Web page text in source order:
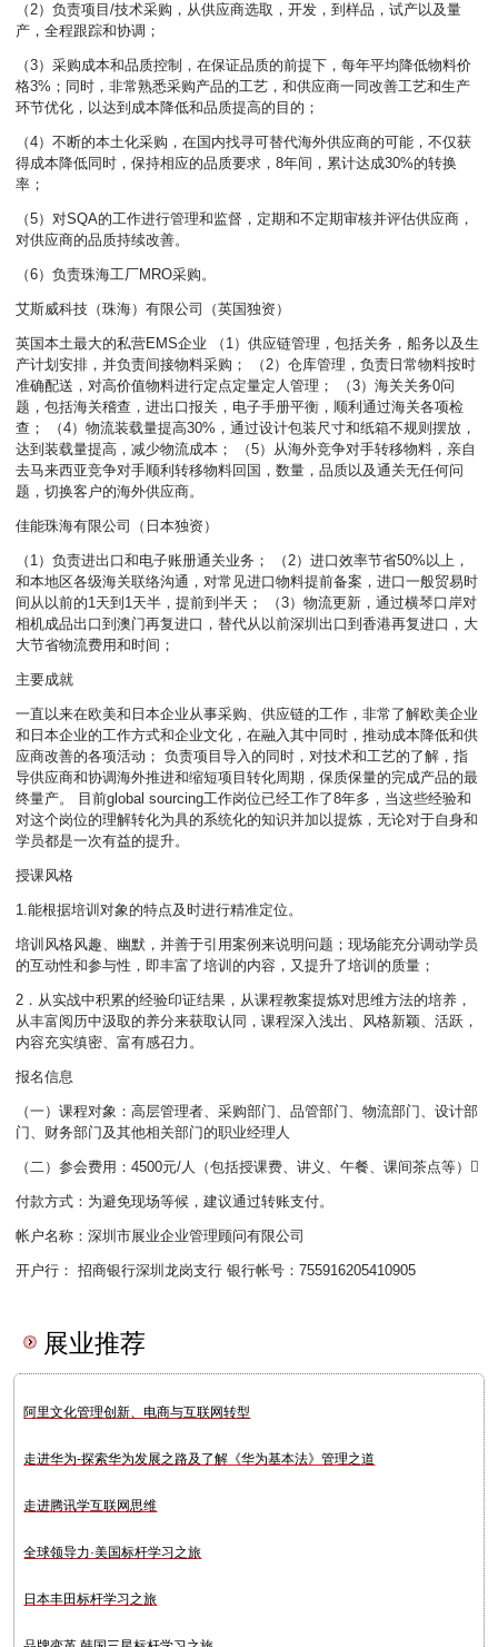
（2）负责项目/技术采购，从供应商选取，开发，到样品，试产以及量
产，全程跟踪和协调；
（3）采购成本和品质控制，在保证品质的前提下，每年平均降低物料价
格3%；同时，非常熟悉采购产品的工艺，和供应商一同改善工艺和生产
环节优化，以达到成本降低和品质提高的目的；
（4）不断的本土化采购，在国内找寻可替代海外供应商的可能，不仅获
得成本降低同时，保持相应的品质要求，8年间，累计达成30%的转换
率；
（5）对SQA的工作进行管理和监督，定期和不定期审核并评估供应商，
对供应商的品质持续改善。
（6）负责珠海工厂MRO采购。
艾斯威科技（珠海）有限公司（英国独资）
英国本土最大的私营EMS企业 （1）供应链管理，包括关务，船务以及生
产计划安排，并负责间接物料采购； （2）仓库管理，负责日常物料按时
准确配送，对高价值物料进行定点定量定人管理； （3）海关关务0问
题，包括海关稽查，进出口报关，电子手册平衡，顺利通过海关各项检
查； （4）物流装载量提高30%，通过设计包装尺寸和纸箱不规则摆放，
达到装载量提高，减少物流成本； （5）从海外竞争对手转移物料，亲自
去马来西亚竞争对手顺利转移物料回国，数量，品质以及通关无任何问
题，切换客户的海外供应商。
佳能珠海有限公司（日本独资）
（1）负责进出口和电子账册通关业务； （2）进口效率节省50%以上，
和本地区各级海关联络沟通，对常见进口物料提前备案，进口一般贸易时
间从以前的1天到1天半，提前到半天； （3）物流更新，通过横琴口岸对
相机成品出口到澳门再复进口，替代从以前深圳出口到香港再复进口，大
大节省物流费用和时间；
主要成就
一直以来在欧美和日本企业从事采购、供应链的工作，非常了解欧美企业
和日本企业的工作方式和企业文化，在融入其中同时，推动成本降低和供
应商改善的各项活动； 负责项目导入的同时，对技术和工艺的了解，指
导供应商和协调海外推进和缩短项目转化周期，保质保量的完成产品的最
终量产。 目前global sourcing工作岗位已经工作了8年多，当这些经验和
对这个岗位的理解转化为具的系统化的知识并加以提炼，无论对于自身和
学员都是一次有益的提升。
授课风格
1.能根据培训对象的特点及时进行精准定位。
培训风格风趣、幽默，并善于引用案例来说明问题；现场能充分调动学员
的互动性和参与性，即丰富了培训的内容，又提升了培训的质量；
2．从实战中积累的经验印证结果，从课程教案提炼对思维方法的培养，
从丰富阅历中汲取的养分来获取认同，课程深入浅出、风格新颖、活跃，
内容充实缜密、富有感召力。
报名信息
（一）课程对象：高层管理者、采购部门、品管部门、物流部门、设计部
门、财务部门及其他相关部门的职业经理人
（二）参会费用：4500元/人（包括授课费、讲义、午餐、课间茶点等）
付款方式：为避免现场等候，建议通过转账支付。
帐户名称：深圳市展业企业管理顾问有限公司
开户行： 招商银行深圳龙岗支行 银行帐号：755916205410905
展业推荐
阿里文化管理创新、电商与互联网转型
走进华为-探索华为发展之路及了解《华为基本法》管理之道
走进腾讯学互联网思维
全球领导力·美国标杆学习之旅
日本丰田标杆学习之旅